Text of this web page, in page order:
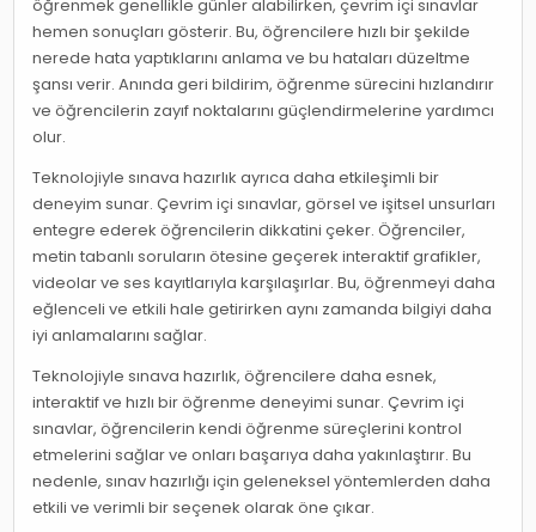
öğrenmek genellikle günler alabilirken, çevrim içi sınavlar
hemen sonuçları gösterir. Bu, öğrencilere hızlı bir şekilde
nerede hata yaptıklarını anlama ve bu hataları düzeltme
şansı verir. Anında geri bildirim, öğrenme sürecini hızlandırır
ve öğrencilerin zayıf noktalarını güçlendirmelerine yardımcı
olur.
Teknolojiyle sınava hazırlık ayrıca daha etkileşimli bir
deneyim sunar. Çevrim içi sınavlar, görsel ve işitsel unsurları
entegre ederek öğrencilerin dikkatini çeker. Öğrenciler,
metin tabanlı soruların ötesine geçerek interaktif grafikler,
videolar ve ses kayıtlarıyla karşılaşırlar. Bu, öğrenmeyi daha
eğlenceli ve etkili hale getirirken aynı zamanda bilgiyi daha
iyi anlamalarını sağlar.
Teknolojiyle sınava hazırlık, öğrencilere daha esnek,
interaktif ve hızlı bir öğrenme deneyimi sunar. Çevrim içi
sınavlar, öğrencilerin kendi öğrenme süreçlerini kontrol
etmelerini sağlar ve onları başarıya daha yakınlaştırır. Bu
nedenle, sınav hazırlığı için geleneksel yöntemlerden daha
etkili ve verimli bir seçenek olarak öne çıkar.